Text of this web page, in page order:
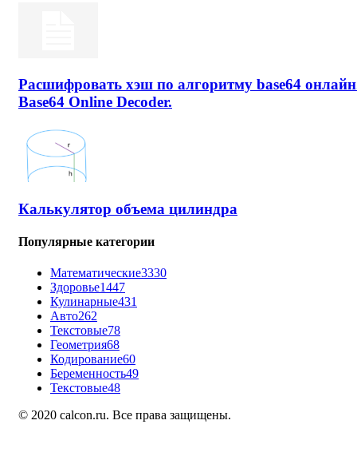
Расшифровать хэш по алгоритму base64
Base64 Online Decoder.
Калькулятор объема цилиндра
Популярные категории
Математические3330
Здоровье1447
Кулинарные431
Авто262
Текстовые78
Геометрия68
Кодирование60
Беременность49
Текстовые48
© 2020 calcon.ru. Все права защищены.